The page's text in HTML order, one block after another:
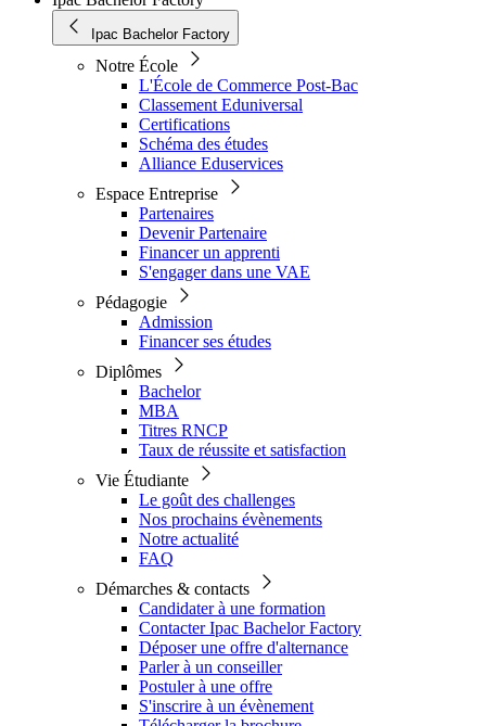
Ipac Bachelor Factory
Notre École
L'École de Commerce Post-Bac
Classement Eduniversal
Certifications
Schéma des études
Alliance Eduservices
Espace Entreprise
Partenaires
Devenir Partenaire
Financer un apprenti
S'engager dans une VAE
Pédagogie
Admission
Financer ses études
Diplômes
Bachelor
MBA
Titres RNCP
Taux de réussite et satisfaction
Vie Étudiante
Le goût des challenges
Nos prochains évènements
Notre actualité
FAQ
Démarches & contacts
Candidater à une formation
Contacter Ipac Bachelor Factory
Déposer une offre d'alternance
Parler à un conseiller
Postuler à une offre
S'inscrire à un évènement